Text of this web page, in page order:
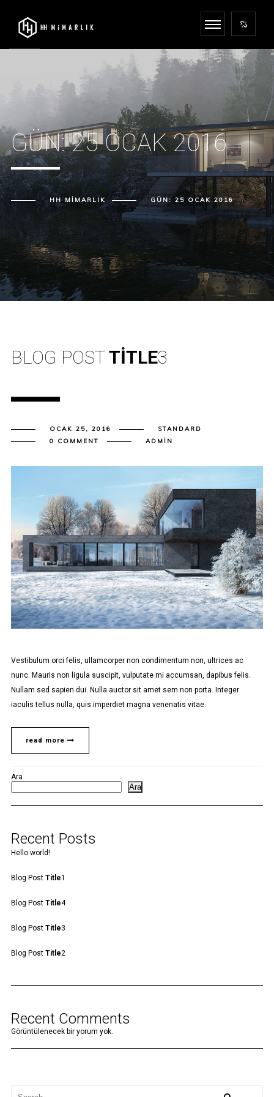
GÜN:25 OCAK 2016
HH MIMARLIK GÜN: 25 OCAK 2016
BLOG POSTTITLE3
OCAK 25, 2016
STANDARD
0 COMMENT
ADMIN
Vestibulum orci felis, ullamcorper non condimentum non, ultrices ac
nunc. Mauris non ligula suscipit, vulputate mi accumsan, dapibus felis.
Nullam sed sapien dui. Nulla auctor sit amet sem non porta. Integer
iaculis tellus nulla, quis imperdiet magna venenatis vitae.
read more
Ara
Ara
Recent Posts
Hello world!
Blog Post Title1
Blog Post Title4
Blog Post Title3
Blog Post Title2
Recent Comments
Görüntülenecek bir yorum yok.